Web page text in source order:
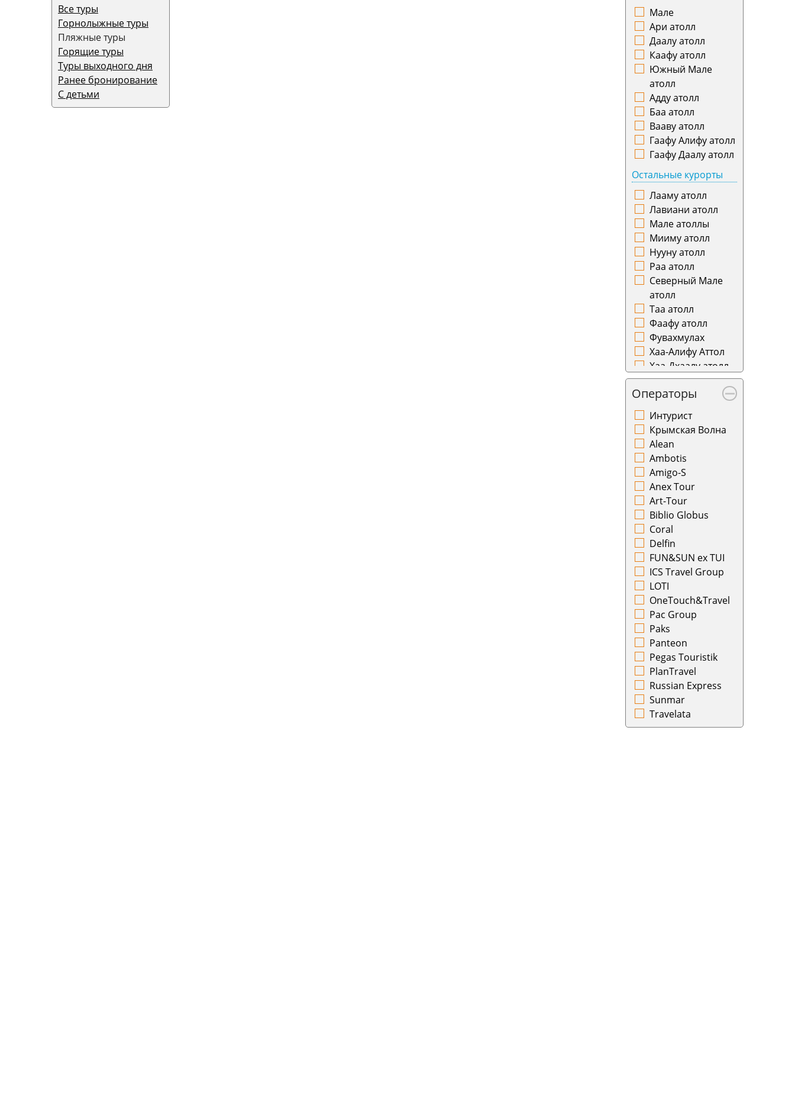
Все туры
Горнолыжные туры
Пляжные туры
Горящие туры
Туры выходного дня
Ранее бронирование
С детьми
Камчатка
Караганда
Кемерово
Киров
Краснодар
Курган
Курск
Кутаиси
Кызыл
Ленкорань
Магадан
Магнитогорск
Махачкала
Минеральные
Воды
Минск
Мурманск
Набережные
Челны
Назрань
Нальчик
Нарьян-Мар
Нахичевань
Нижневартовск
Нижнекамск
Новокузнецк
Новосибирск
Новый Уренгой
Норильск
Ноябрьск
Нукус
Омск
Оренбург
Орск
Осака
Ош
Пенза
Петрозаводск
Петропавловск-
Камчатский
Псков
Ростов-на-Дону
Самарканд
Саранск
Саратов
Симферополь
Сочи
Ставрополь
Стамбул
Сургут
Сухум
Иордания
Ирландия
Испания
Италия
Казахстан
Камбоджа
Катар
Кения
Кипр
Киргизия
Коста-Рика
Куба
Латвия
Литва
Люксембург
Маврикий
Малайзия
Мальта
Мексика
Монако
Нидерланды
Норвегия
Оман
Панама
Португалия
Румыния
Саудовская
Аравия
Сейшелы
Сербия
Сингапур
Словакия
Словения
США
Узбекистан
Филиппины
Финляндия
Франция
Хорватия
Чехия
Швейцария
Швеция
Эстония
ЮАР
Южная Корея
Ямайка
Япония
Мале
Ари атолл
Даалу атолл
Каафу атолл
Южный Мале
атолл
Адду атолл
Баа атолл
Вааву атолл
Гаафу Алифу атолл
Гаафу Даалу атолл
Остальные курорты
Лааму атолл
Лавиани атолл
Мале атоллы
Мииму атолл
Нууну атолл
Раа атолл
Северный Мале
атолл
Таа атолл
Фаафу атолл
Фувахмулах
Хаа-Алифу Аттол
Хаа-Дхаалу атолл
Шавиани атолл
Операторы
Интурист
Крымская Волна
Alean
Ambotis
Amigo-S
Anex Tour
Art-Tour
Biblio Globus
Coral
Delfin
FUN&SUN ex TUI
ICS Travel Group
LOTI
OneTouch&Travel
Pac Group
Paks
Panteon
Pegas Touristik
PlanTravel
Russian Express
Sunmar
Travelata